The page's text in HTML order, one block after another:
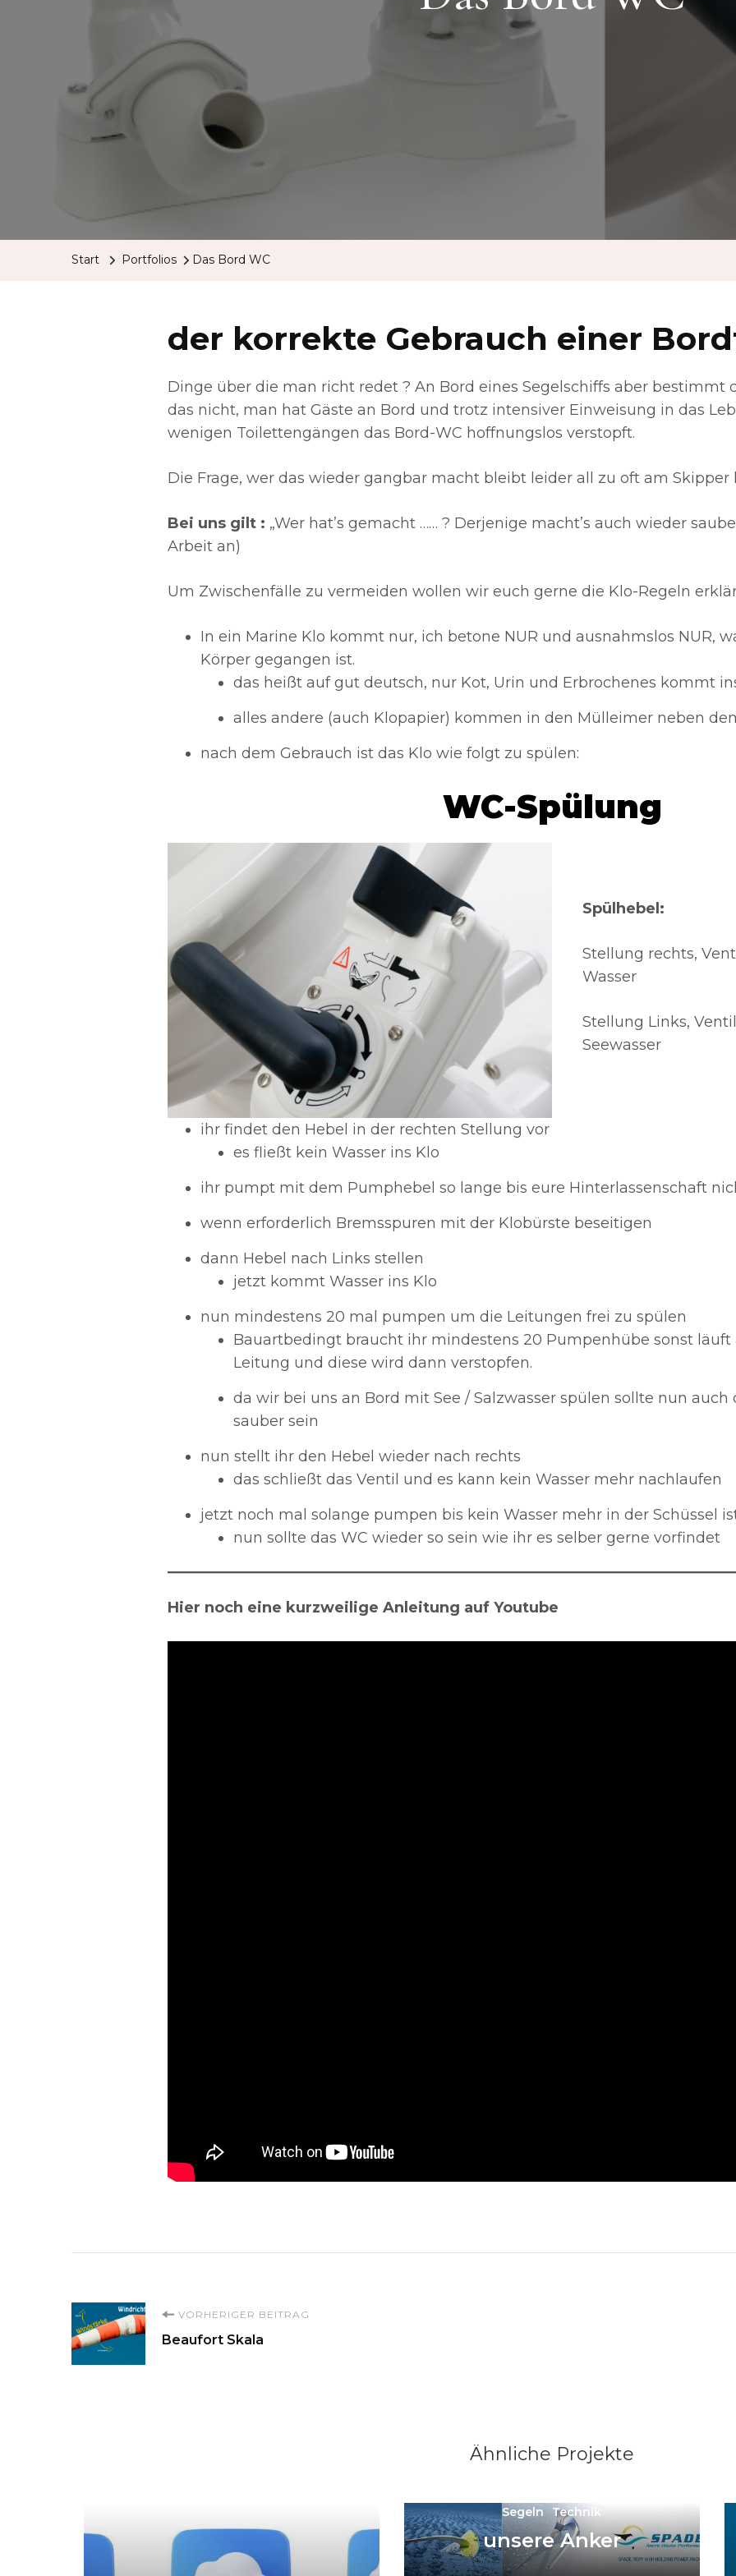
Start Portfolios Das Bord WC
der korrekte Gebrauch einer
Dinge über die man richt redet ? An Bord eines Segelschiffs aber bestimmt
das nicht, man hat Gäste an Bord und trotz intensiver Einweisung in das
wenigen Toilettengängen das Bord-WC hoffnungslos verstopft.
Die Frage, wer das wieder gangbar macht bleibt leider all zu oft am Skipper
Bei uns gilt : „Wer hat’s gemacht …… ? Derjenige macht’s auch wieder
Arbeit an)
Um Zwischenfälle zu vermeiden wollen wir euch gerne die Klo-Regeln
In ein Marine Klo kommt nur, ich betone NUR und ausnahmslos NUR,
Körper gegangen ist.
das heißt auf gut deutsch, nur Kot, Urin und Erbrochenes kommt
alles andere (auch Klopapier) kommen in den Mülleimer neben
nach dem Gebrauch ist das Klo wie folgt zu spülen:
WC-Spülung
Spülhebel:
Stellung rechts,
Wasser
Stellung Links,
Seewasser
ihr findet den Hebel in der rechten Stellung vor
es fließt kein Wasser ins Klo
ihr pumpt mit dem Pumphebel so lange bis eure Hinterlassenschaft
wenn erforderlich Bremsspuren mit der Klobürste beseitigen
dann Hebel nach Links stellen
jetzt kommt Wasser ins Klo
nun mindestens 20 mal pumpen um die Leitungen frei zu spülen
Bauartbedingt braucht ihr mindestens 20 Pumpenhübe sonst
Leitung und diese wird dann verstopfen.
da wir bei uns an Bord mit See / Salzwasser spülen sollte nun auch
sauber sein
nun stellt ihr den Hebel wieder nach rechts
das schließt das Ventil und es kann kein Wasser mehr nachlaufen
jetzt noch mal solange pumpen bis kein Wasser mehr in der Schüssel
nun sollte das WC wieder so sein wie ihr es selber gerne vorfindet
Hier noch eine kurzweilige Anleitung auf Youtube
Beitragsnavigation
VORHERIGER BEITRAG
Beaufort Skala
Ähnliche Projekte
Segeln Technik
unsere Anker